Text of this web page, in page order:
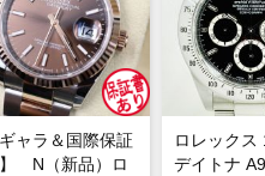
ギャラ＆国際保証
N（新品）ロ
ロレックス
デイトナ